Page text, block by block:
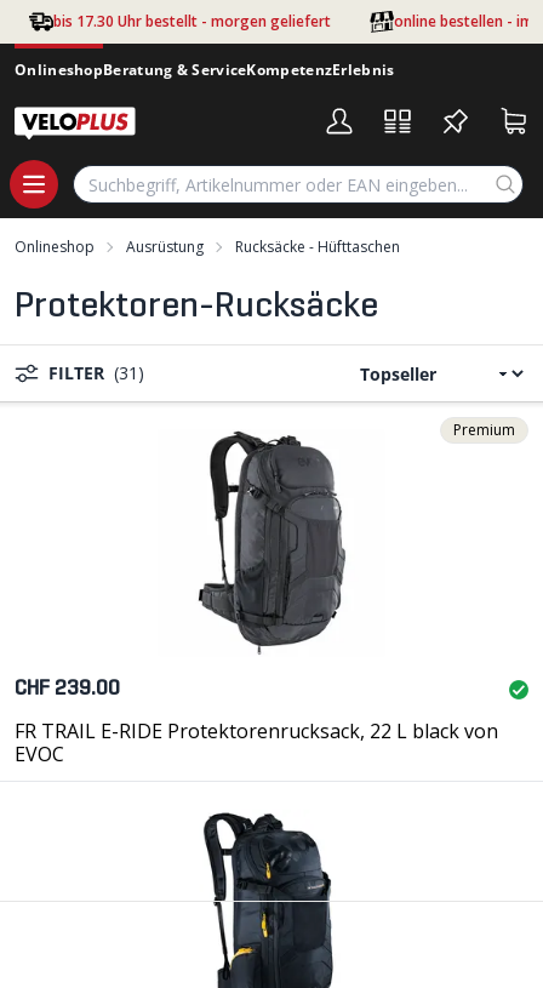
Zum Hauptinhalt springen
bis 17.30 Uhr bestellt - morgen geliefert online bestellen - im
OnlineshopBeratung & ServiceKompetenzErlebnis
Onlineshop Ausrüstung Rucksäcke - Hüfttaschen
Protektoren-Rucksäcke
FILTER (31)
Premium
CHF 239.00
FR TRAIL E-RIDE Protektorenrucksack, 22 L black von
EVOC